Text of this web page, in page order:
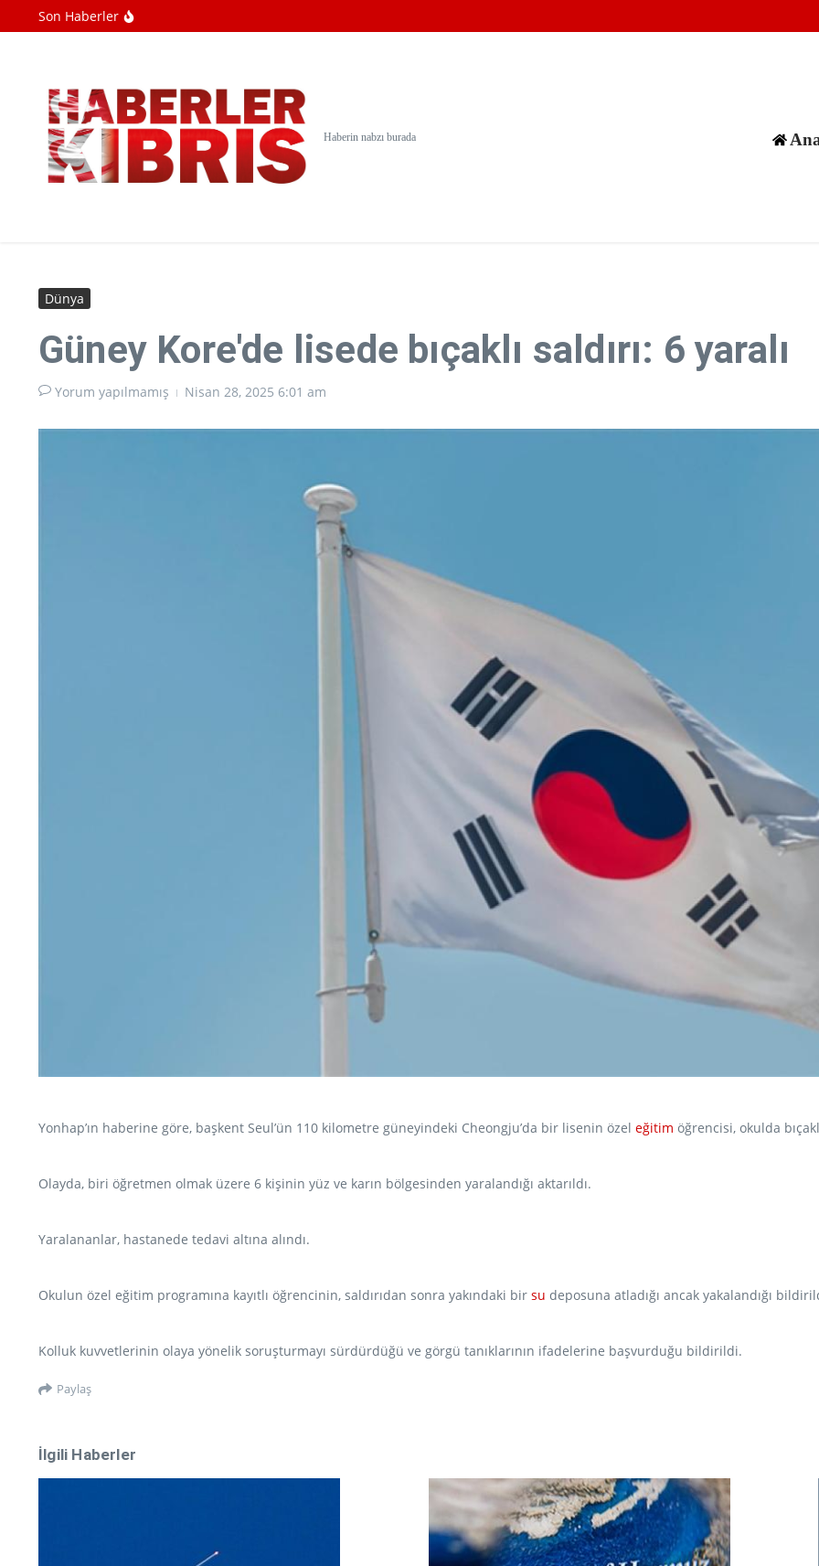
İçeriğe atlaSon Haberler
Haberin nabzı burada
Dünya
Güney Kore'de lisede bıçaklı saldırı: 6 yaralı
Yorum yapılmamış Nisan 28, 2025 6:01 am
Yonhap’ın haberine göre, başkent Seul’ün 110 kilometre güneyindeki Cheongju’da bir lisenin özel eğitim öğrencisi, okulda
Olayda, biri öğretmen olmak üzere 6 kişinin yüz ve karın bölgesinden yaralandığı aktarıldı.
Yaralananlar, hastanede tedavi altına alındı.
Okulun özel eğitim programına kayıtlı öğrencinin, saldırıdan sonra yakındaki bir su deposuna atladığı ancak yakalandığı
Kolluk kuvvetlerinin olaya yönelik soruşturmayı sürdürdüğü ve görgü tanıklarının ifadelerine başvurduğu bildirildi.
Paylaş
İlgili Haberler